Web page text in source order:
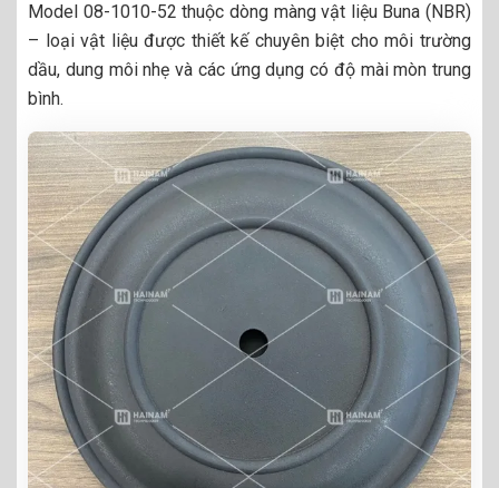
Model 08-1010-52 thuộc dòng màng vật liệu Buna (NBR)
– loại vật liệu được thiết kế chuyên biệt cho môi trường
dầu, dung môi nhẹ và các ứng dụng có độ mài mòn trung
bình.